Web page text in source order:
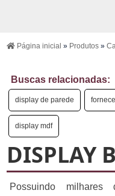
Página inicial » Produtos»
Buscas relacionadas:
display de parede
display mdf
DISPLAY
Possuindo milhares